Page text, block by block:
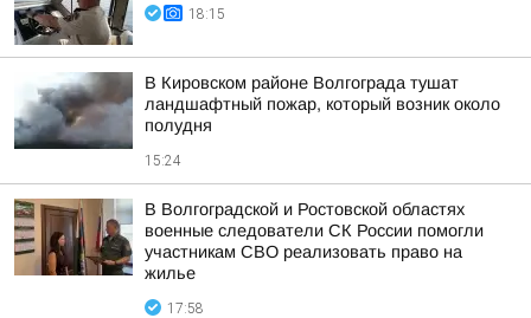
18:15
В Кировском районе Волгограда тушат
ландшафтный пожар, который возник около
полудня
15:24
В Волгоградской и Ростовской областях
военные следователи СК России помогли
участникам СВО реализовать право на
жилье
17:58